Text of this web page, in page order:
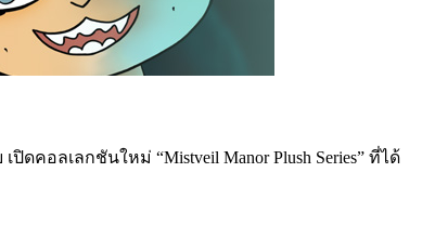
อลเลกชันใหม่ “Mistveil Manor Plush Series” ที่ได้